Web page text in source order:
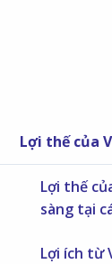
Lợi thế của
Lợi thế
sàng tại
Lợi ích từ